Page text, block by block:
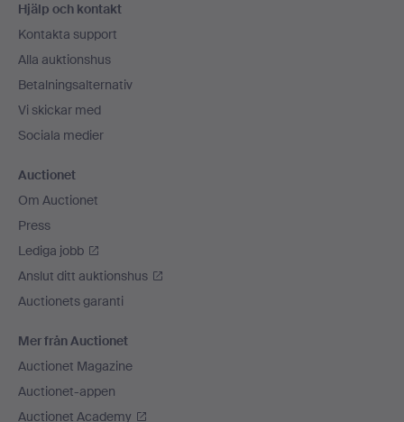
Hjälp och kontakt
Kontakta support
Alla auktionshus
Betalningsalternativ
Vi skickar med
Sociala medier
Auctionet
Om Auctionet
Press
Lediga jobb
Anslut ditt auktionshus
Auctionets garanti
Mer från Auctionet
Auctionet Magazine
Auctionet-appen
Auctionet Academy